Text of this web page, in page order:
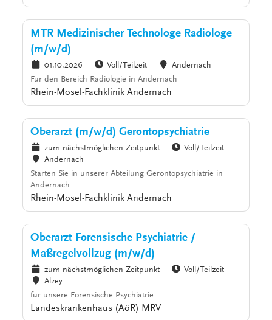
MTR Medizinischer Technologe Radiologe
(m/w/d)
01.10.2026 Voll/Teilzeit
Andernach
Für den Bereich Radiologie in Andernach
Rhein-Mosel-Fachklinik Andernach
Oberarzt (m/w/d) Gerontopsychiatrie
zum nächstmöglichen Zeitpunkt
Voll/Teilzeit
Andernach
Starten Sie in unserer Abteilung Gerontopsychiatrie in
Andernach
Rhein-Mosel-Fachklinik Andernach
Oberarzt Forensische Psychiatrie /
Maßregelvollzug (m/w/d)
zum nächstmöglichen Zeitpunkt
Voll/Teilzeit
Alzey
für unsere Forensische Psychiatrie
Landeskrankenhaus (AöR) MRV